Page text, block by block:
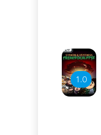
1.0